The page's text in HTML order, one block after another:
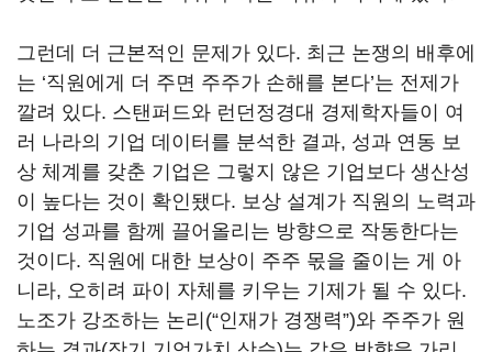
그런데 더 근본적인 문제가 있다. 최근 논쟁의 배후에
는 ‘직원에게 더 주면 주주가 손해를 본다’는 전제가
깔려 있다. 스탠퍼드와 런던정경대 경제학자들이 여
러 나라의 기업 데이터를 분석한 결과, 성과 연동 보
상 체계를 갖춘 기업은 그렇지 않은 기업보다 생산성
이 높다는 것이 확인됐다. 보상 설계가 직원의 노력과
기업 성과를 함께 끌어올리는 방향으로 작동한다는
것이다. 직원에 대한 보상이 주주 몫을 줄이는 게 아
니라, 오히려 파이 자체를 키우는 기제가 될 수 있다.
노조가 강조하는 논리(“인재가 경쟁력”)와 주주가 원